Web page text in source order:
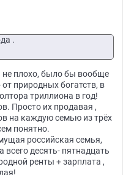
.
плохо, было бы вообще
природных богатств, в
триллиона в год!
Просто их продавая ,
на каждую семью из трёх
понятно.
российская семья,
всего десять- пятнадцать
ренты + зарплата ,